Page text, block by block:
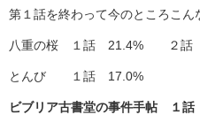
第１話を終わって今のところこん
八重の桜 １話 21.4% ２話
とんび １話 17.0%
ビブリア古書堂の事件手帖 １